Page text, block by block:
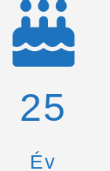
26
Év